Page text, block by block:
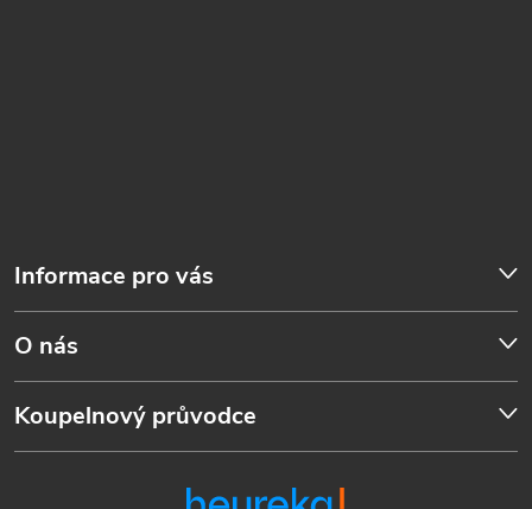
Informace pro vás
O nás
Koupelnový průvodce